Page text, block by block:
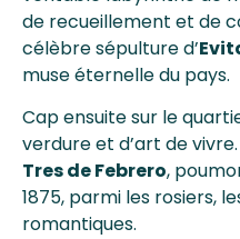
de recueillement et de
célèbre sépulture d’
muse éternelle du pays.
Cap ensuite sur le
verdure et d’art de
Tres de Febrero,
1875, parmi les rosiers,
romantiques.